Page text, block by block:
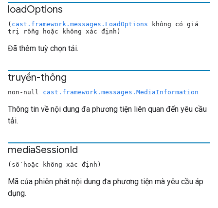
loadOptions
( cast.framework.messages.LoadOptions không có giá
trị rỗng hoặc không xác định)
Đã thêm tuỳ chọn tải.
truyền-thông
non-null cast.framework.messages.MediaInformation
Thông tin về nội dung đa phương tiện liên quan đến yêu cầu
tải.
mediaSessionId
(số hoặc không xác định)
Mã của phiên phát nội dung đa phương tiện mà yêu cầu áp
dụng.